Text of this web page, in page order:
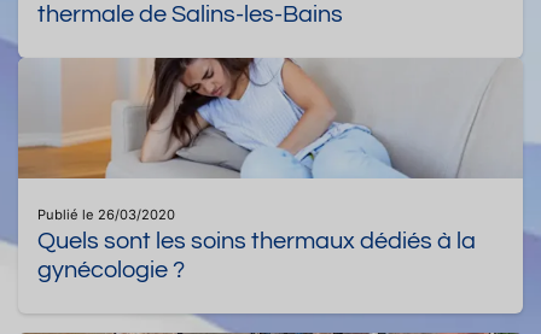
thermale de Salins-les-Bains
Publié le 26/03/2020
Quels sont les soins thermaux dédiés à la
gynécologie ?